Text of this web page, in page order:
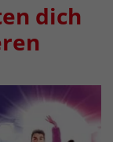
dich